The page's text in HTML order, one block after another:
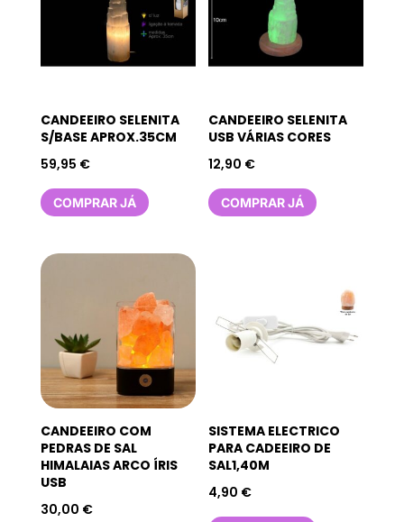
CANDEEIRO SELENITA
S/BASE APROX.35CM
59,95 €
COMPRAR JÁ
CANDEEIRO SELENITA
USB VÁRIAS CORES
12,90 €
COMPRAR JÁ
CANDEEIRO COM
PEDRAS DE SAL
HIMALAIAS ARCO ÍRIS
USB
30,00 €
SISTEMA ELECTRICO
PARA CADEEIRO DE
SAL1,40M
4,90 €